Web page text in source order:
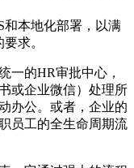
和本地化部署，以满
求。
一的HR审批中心，
或企业微信）处理所
办公。或者，企业的
员工的全生命周期流